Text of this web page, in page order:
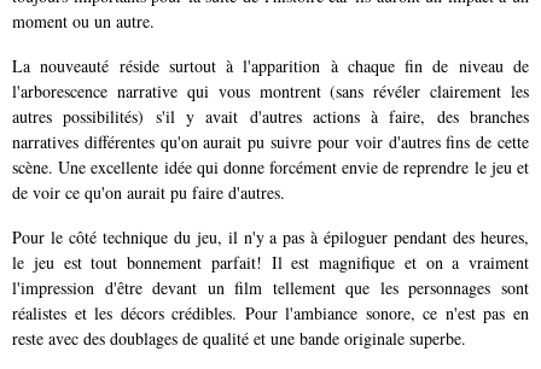
moment ou un autre.
La nouveauté réside surtout à l'apparition à chaque fin de niveau de
l'arborescence narrative qui vous montrent (sans révéler clairement les
autres possibilités) s'il y avait d'autres actions à faire, des branches
narratives différentes qu'on aurait pu suivre pour voir d'autres fins de cette
scène. Une excellente idée qui donne forcément envie de reprendre le jeu et
de voir ce qu'on aurait pu faire d'autres.
Pour le côté technique du jeu, il n'y a pas à épiloguer pendant des heures,
le jeu est tout bonnement parfait! Il est magnifique et on a vraiment
l'impression d'être devant un film tellement que les personnages sont
réalistes et les décors crédibles. Pour l'ambiance sonore, ce n'est pas en
reste avec des doublages de qualité et une bande originale superbe.